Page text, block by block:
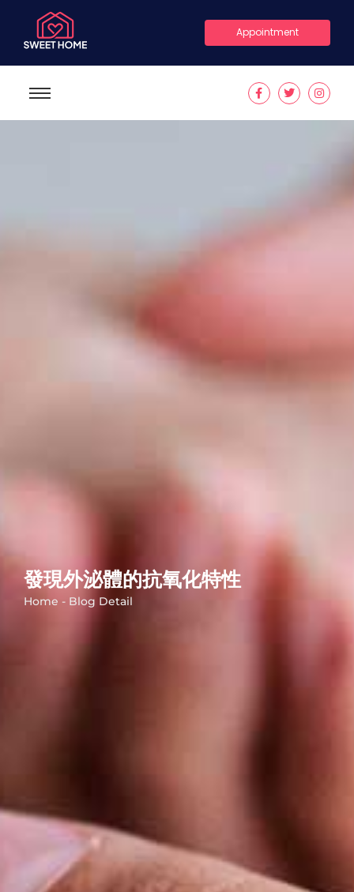
Appointment
發現外泌體的抗氧化特性
Home - Blog Detail